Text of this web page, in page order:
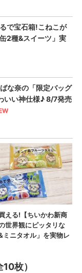
枚）